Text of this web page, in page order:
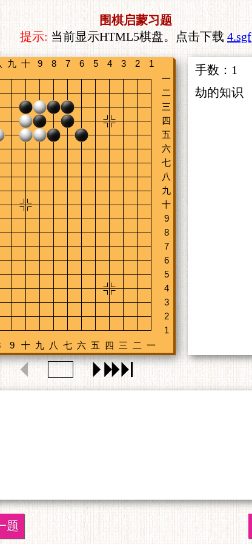
围棋启蒙习题
提示: 当前显示HTML5棋盘。点击下载 4.sgf
手数： 1
劫的知识
题